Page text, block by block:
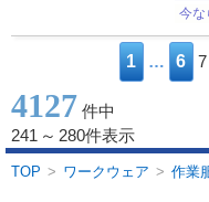
今な
1 … 6 7
4127 件中
241 ～ 280件表示
TOP > ワークウェア > 作業